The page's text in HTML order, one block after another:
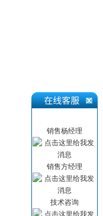
销售杨经理
销售方经理
技术咨询